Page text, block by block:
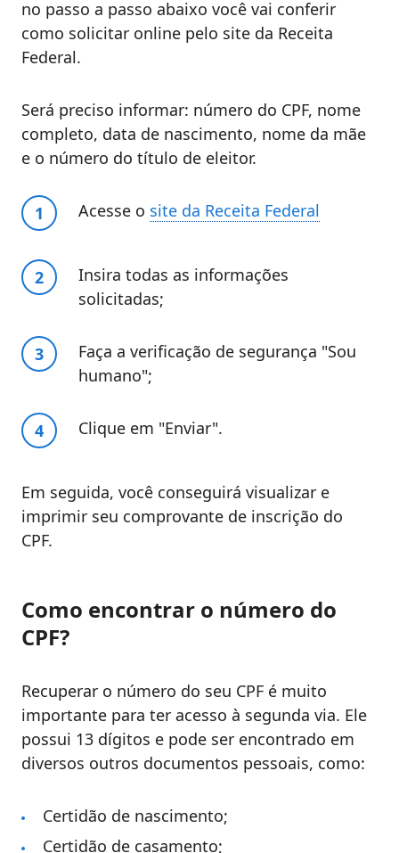
no passo a passo abaixo você vai conferir
como solicitar online pelo site da Receita
Federal.
Será preciso informar: número do CPF, nome
completo, data de nascimento, nome da mãe
e o número do título de eleitor.
Acesse o site da Receita Federal
Insira todas as informações
solicitadas;
Faça a verificação de segurança "Sou
humano";
Clique em "Enviar".
Em seguida, você conseguirá visualizar e
imprimir seu comprovante de inscrição do
CPF.
Como encontrar o número do
CPF?
Recuperar o número do seu CPF é muito
importante para ter acesso à segunda via. Ele
possui 13 dígitos e pode ser encontrado em
diversos outros documentos pessoais, como:
Certidão de nascimento;
Certidão de casamento;